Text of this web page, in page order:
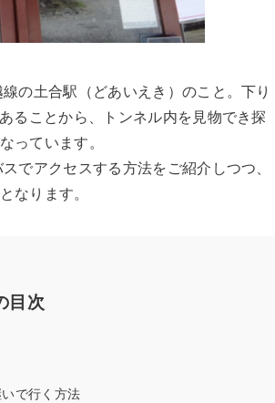
の土合駅（どあいえき）のこと。下り
ることから、トンネル内を見物でき探
っています。
でアクセスする方法をご紹介しつつ、
なります。
目次
で行く方法